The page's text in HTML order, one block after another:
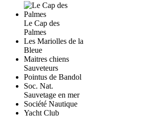
Le Cap des
Palmes
Les Mariolles de la
Bleue
Maitres chiens
Sauveteurs
Pointus de Bandol
Soc. Nat.
Sauvetage en mer
Société Nautique
Yacht Club